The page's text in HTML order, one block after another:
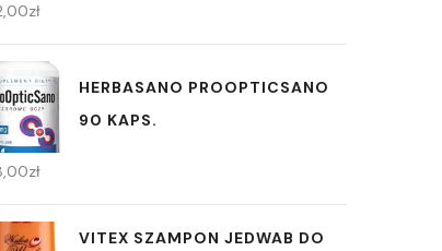
zł
HERBASANO PROOPTICSANO
90 KAPS.
zł
VITEX SZAMPON JEDWAB DO